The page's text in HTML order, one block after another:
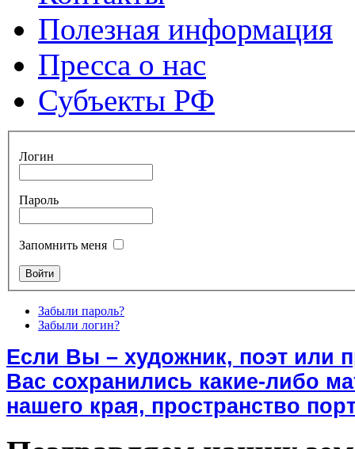
Полезная информация
Пресса о нас
Субъекты РФ
Логин
Пароль
Запомнить меня
Забыли пароль?
Забыли логин?
Если Вы – художник, поэт или
Вас сохранились какие-либо
нашего края, пространство